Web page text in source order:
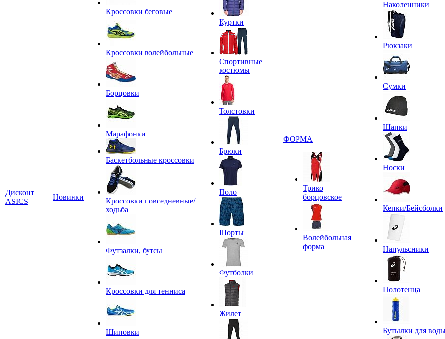
Дисконт
ASICS
Новинки
Кроссовки беговые
Кроссовки волейбольные
Борцовки
Марафонки
Баскетбольные кроссовки
Кроссовки повседневные/
ходьба
Футзалки, бутсы
Кроссовки для тенниса
Шиповки
Куртки
Спортивные
костюмы
Толстовки
Брюки
Поло
Шорты
Футболки
Жилет
ФОРМА
Трико
борцовское
Волейбольная
форма
Наколенники
Рюкзаки
Сумки
Шапки
Носки
Кепки/Бейсболки
Напульсники
Полотенца
Бутылки для воды